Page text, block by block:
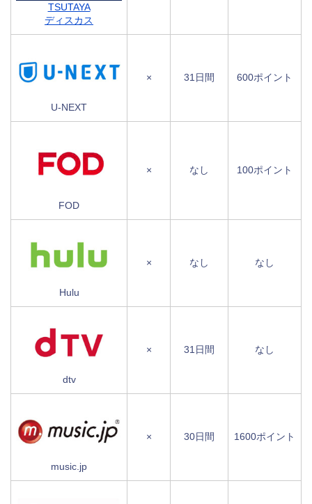
TSUTAYA
ディスカス
U-NEXT
× 31日間 600ポイント
FOD
× なし 100ポイント
Hulu
× なし なし
dtv
× 31日間 なし
music.jp
× 30日間 1600ポイント